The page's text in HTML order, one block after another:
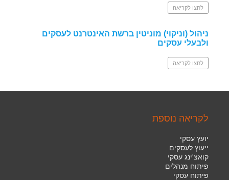
לחצו לקריאה
ניהול (וניקוי) מוניטין ברשת האינטרנט לעסקים
ולבעלי עסקים
לחצו לקריאה
לקריאה נוספת
יועץ עסקי
ייעוץ לעסקים
קואצ'ינג עסקי
פיתוח מנהלים
פיתוח עסקי